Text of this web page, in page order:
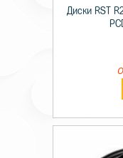
Диски RST